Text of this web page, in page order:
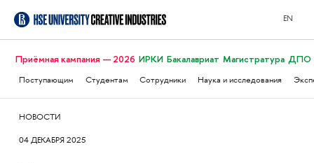
EN
Приёмная кампания — 2026 ИРКИ Бакалавриат Магистратура ДПО
Поступающим Студентам Сотрудники Наука и исследования
НОВОСТИ
04 ДЕКАБРЯ 2025